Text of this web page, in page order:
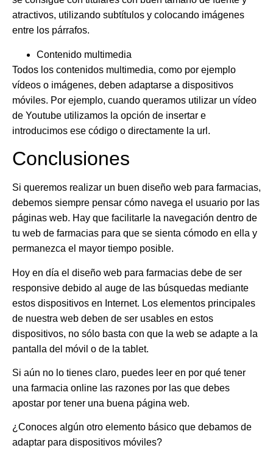
atractivos, utilizando subtítulos y colocando imágenes
entre los párrafos.
Contenido multimedia
Todos los contenidos multimedia, como por ejemplo
vídeos o imágenes, deben adaptarse a dispositivos
móviles. Por ejemplo, cuando queramos utilizar un vídeo
de Youtube utilizamos la opción de insertar e
introducimos ese código o directamente la url.
Conclusiones
Si queremos realizar un buen diseño web para farmacias,
debemos siempre pensar cómo navega el usuario por las
páginas web. Hay que facilitarle la navegación dentro de
tu web de farmacias para que se sienta cómodo en ella y
permanezca el mayor tiempo posible.
Hoy en día el diseño web para farmacias debe de ser
responsive debido al auge de las búsquedas mediante
estos dispositivos en Internet. Los elementos principales
de nuestra web deben de ser usables en estos
dispositivos, no sólo basta con que la web se adapte a la
pantalla del móvil o de la tablet.
Si aún no lo tienes claro, puedes leer en por qué tener
una farmacia online las razones por las que debes
apostar por tener una buena página web.
¿Conoces algún otro elemento básico que debamos de
adaptar para dispositivos móviles?